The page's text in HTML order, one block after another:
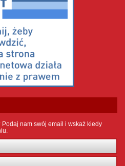
nam swój email i wskaż kiedy